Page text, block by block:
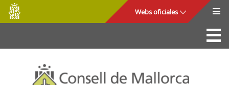
Saltar al contenido principal
Consell
de
Mallorca
Webs oficiales
La Sede
Consejo de Mallorca